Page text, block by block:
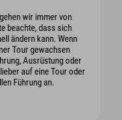
wir immer von
beachte, dass sich
ändern kann. Wenn
Tour gewachsen
Ausrüstung oder
auf eine Tour oder
Führung an.